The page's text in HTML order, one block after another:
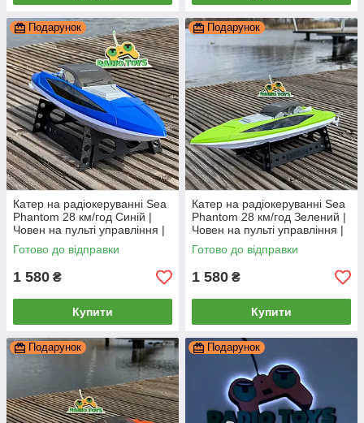
Подарунок
Катер на радіокеруванні Sea
Phantom 28 км/год Синій |
Човен на пульті управління |
Корабель на радіоуправлінні
Готово до відправки
1 580 ₴
Купити
Подарунок
Катер на радіокеруванні Sea
Phantom 28 км/год Зелений |
Човен на пульті управління |
Корабель на радіоуправлінні
Готово до відправки
1 580 ₴
Купити
Подарунок Подарунок